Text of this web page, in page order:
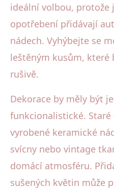
ideální volbou, protože
opotřebení přidávají
nádech. Vyhýbejte se
leštěným kusům, které
rušivě.
Dekorace by měly být
funkcionalistické. Staré
vyrobené keramické
svícny nebo vintage
domácí atmosféru.
sušených květin může